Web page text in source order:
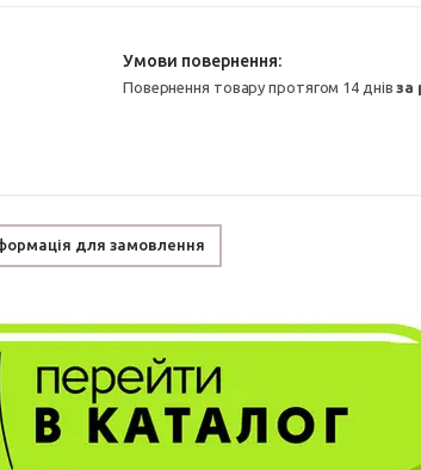
повернення товару протягом 14 днівза
для замовлення